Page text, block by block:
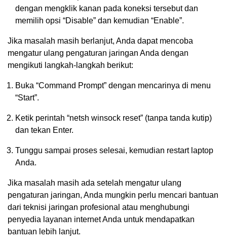
dengan mengklik kanan pada koneksi tersebut dan
memilih opsi “Disable” dan kemudian “Enable”.
Jika masalah masih berlanjut, Anda dapat mencoba
mengatur ulang pengaturan jaringan Anda dengan
mengikuti langkah-langkah berikut:
Buka “Command Prompt” dengan mencarinya di menu
“Start”.
Ketik perintah “netsh winsock reset” (tanpa tanda kutip)
dan tekan Enter.
Tunggu sampai proses selesai, kemudian restart laptop
Anda.
Jika masalah masih ada setelah mengatur ulang
pengaturan jaringan, Anda mungkin perlu mencari bantuan
dari teknisi jaringan profesional atau menghubungi
penyedia layanan internet Anda untuk mendapatkan
bantuan lebih lanjut.